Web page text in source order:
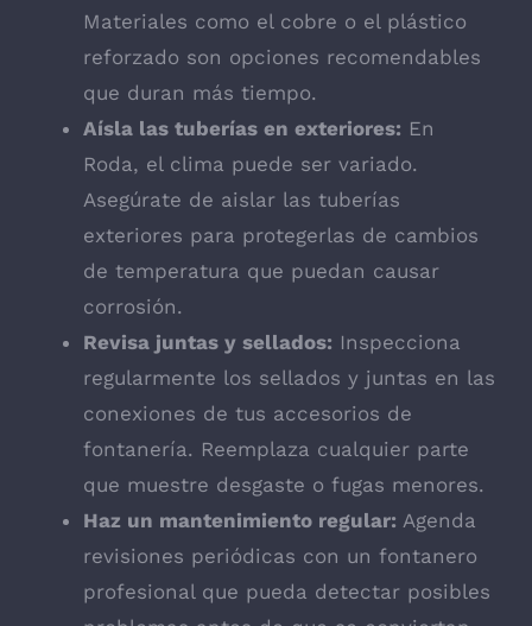
Materiales como el cobre o el plástico
reforzado son opciones recomendables
que duran más tiempo.
Aísla las tuberías en exteriores: En
Roda, el clima puede ser variado.
Asegúrate de aislar las tuberías
exteriores para protegerlas de cambios
de temperatura que puedan causar
corrosión.
Revisa juntas y sellados: Inspecciona
regularmente los sellados y juntas en las
conexiones de tus accesorios de
fontanería. Reemplaza cualquier parte
que muestre desgaste o fugas menores.
Haz un mantenimiento regular: Agenda
revisiones periódicas con un fontanero
profesional que pueda detectar posibles